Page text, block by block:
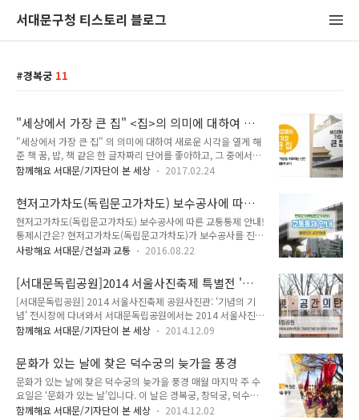
서대문구청 티스토리 블로그
경복궁 11
"세상에서 가장 큰 집" <집>의 의미에 대하여 새
로운 시각을 열게 해준 책
"세상에서 가장 큰 집" 의 의미에 대하여 새로운 시각을 열게 해
준 책 꿈, 밥, 책 같은 한 글자짜리 단어를 좋아하고, 그 중에서도
'집'을 좋아하여 건축 전문기자가 된 구본준의 저서 을 읽었습니
많은 기사를 소개했던 작가는 2014년 해외 연수 중 갑자기 세상
을 떠났다고 합니다. 그가 떠나고 남은 가족이 그의 노트북에 담
겨 있던 원고들을 정리하여 책으로 엮어낸 것이어서 일찍 세상을
떠난 작가에 대한 안타까움이 많았던 책읽기 였지요. 세상의 모
든 건물은 넓은 의미에서 모두 '집' 이지요. 가족들이 거주 하는
모든 건축물은 '집'에서 시작된 것이 아닐까요? 책을 통해 새롭
게 알게..
함께해요 서대문/기자단이 본 세상 2017.02.24
현저고가차도(독립문고가차도) 보수공사에 따른
교통통제 안내! 통제시간은?
현저고가차도(독립문고가차도) 보수공사에 따른 교통통제 안내!
통제시간은? 현저고가차도(독립문고가차도)가 보수공사를 진행
하게 됩니다!! 편도 2개 차로 중 1개 차로를 교통통제하게 되는
보수하여 시민의 안전을 확보하기 위하여 시행하게 되었습니다!
:: 교통통제 기간, 시간 안내 노 선 위 치 방 향 통 제 기 간 통 제
시 간 성산로 현저고가차도 사직터널(경복궁) → 금화터널(신촌)
방향 2016.8.22.(월) ~ 8.28.(일) (야간) 22:00 ~ 익일6:00 금
화터널(신촌) → 사직터널(경복궁)방향 2016.8.29.(월) ~ 9.4.
다. ▲ 현저고가(독립문고가차도) 위치도 보..
사랑해요 서대문/건설과 교통 2016.08.22
[서대문독립공원]2014 서울사진축제 특별전 '기
념의 기념'전시장에 다녀와서
[서대문독립공원] 2014 서울사진축제 공원사진관: '기념의 기
념' 전시장에 다녀와서 서대문독립공원에서는 2014 서울사진축
제 특별전이 열리고 있습니다. 2014 서울사진축제는 지난 11월
는데요, 1부는 '여가의 탄생'이라는 주제로 서울역사박물관 로비
에 전시되고, 2부는 '공원사진관:기념의 기념'이라는 주제로 서
대문독립공원에서 전시되고 있습니다. 지난 토요일, 서대문독립
공원에서 열리고 있는 공원사진관에 이 다녀왔습니다^^ 특별전
2부 기념의 기념은 옛 기억을 더듬어 가는 시간여행의 개념으로
함께해요 서대문/기자단이 본 세상 2014.12.09
문화가 있는 날에 찾은 덕수궁의 늦가을 풍경
문화가 있는 날에 찾은 덕수궁의 늦가을 풍경 매월 마지막 주 수
요일은 ‘문화가 있는 날’입니다. 이 날은 경복궁, 창덕궁, 덕수궁,
창경궁 등 조선 4대 궁궐을 무료로 관람하실 수 있다는 것 알고
함께해요 서대문/기자단이 본 세상 2014.12.02